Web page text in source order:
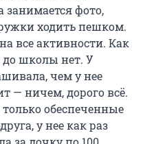
занимается фото,
ходить пешком.
все активности. Как
до школы нет. У
чем у нее
— ничем, дорого всё.
обеспеченные
у нее как раз